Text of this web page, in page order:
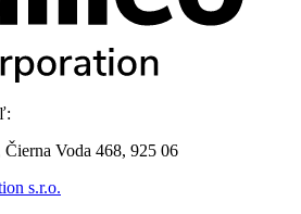
Voda 468, 925 06
s.r.o.